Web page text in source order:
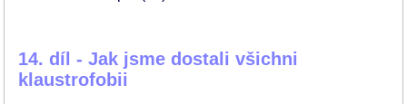
14. díl - Jak jsme dostali všichni
klaustrofobii